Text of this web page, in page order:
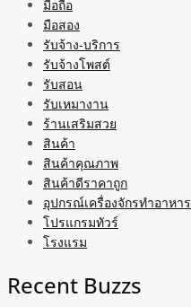
มือถือ
มือสอง
รับจ้าง-บริการ
รับจ้างโพสต์
รับสอน
รับเหมางาน
ร้านเสริมสวย
สินค้า
สินค้าคุณภาพ
สินค้าดีราคาถูก
อุปกรณ์เครื่องจักรทำอาหาร
โปรแกรมทัวร์
โรงแรม
Recent Buzzs